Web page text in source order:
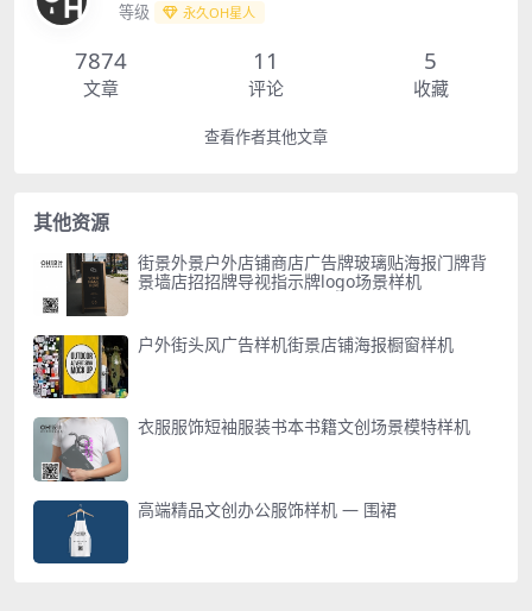
等级 永久OH星人
7874
文章
11
评论
5
收藏
查看作者其他文章
其他资源
街景外景户外店铺商店广告牌玻璃贴海报门牌背
景墙店招招牌导视指示牌logo场景样机
户外街头风广告样机街景店铺海报橱窗样机
衣服服饰短袖服装书本书籍文创场景模特样机
高端精品文创办公服饰样机 — 围裙